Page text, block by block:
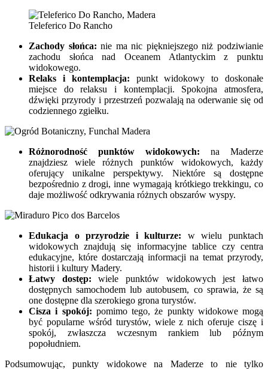
Teleferico Do Rancho
Zachody słońca: nie ma nic piękniejszego niż podziwianie
zachodu słońca nad Oceanem Atlantyckim z punktu
widokowego.
Relaks i kontemplacja: punkt widokowy to doskonałe
miejsce do relaksu i kontemplacji. Spokojna atmosfera,
dźwięki przyrody i przestrzeń pozwalają na oderwanie się od
codziennego zgiełku.
Różnorodność punktów widokowych: na Maderze
znajdziesz wiele różnych punktów widokowych, każdy
oferujący unikalne perspektywy. Niektóre są dostępne
bezpośrednio z drogi, inne wymagają krótkiego trekkingu, co
daje możliwość odkrywania różnych obszarów wyspy.
Edukacja o przyrodzie i kulturze: w wielu punktach
widokowych znajdują się informacyjne tablice czy centra
edukacyjne, które dostarczają informacji na temat przyrody,
historii i kultury Madery.
Łatwy dostęp: wiele punktów widokowych jest łatwo
dostępnych samochodem lub autobusem, co sprawia, że są
one dostępne dla szerokiego grona turystów.
Cisza i spokój: pomimo tego, że punkty widokowe mogą
być popularne wśród turystów, wiele z nich oferuje ciszę i
spokój, zwłaszcza wczesnym rankiem lub późnym
popołudniem.
Podsumowując, punkty widokowe na Maderze to nie tylko